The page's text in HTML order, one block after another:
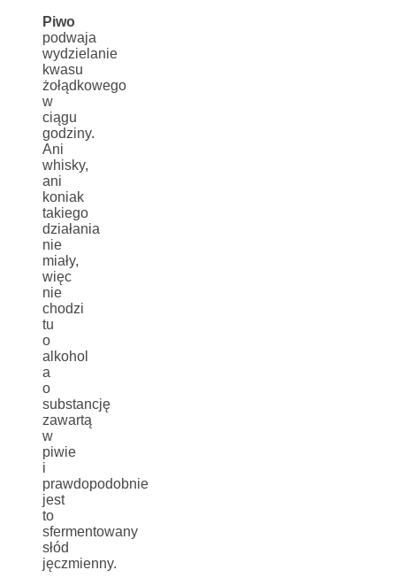
Piwo
podwaja
wydzielanie
kwasu
żołądkowego
w
ciągu
godziny.
Ani
whisky,
ani
koniak
takiego
działania
nie
miały,
więc
nie
chodzi
tu
o
alkohol
a
o
substancję
zawartą
w
piwie
i
prawdopodobnie
jest
to
sfermentowany
słód
jęczmienny.